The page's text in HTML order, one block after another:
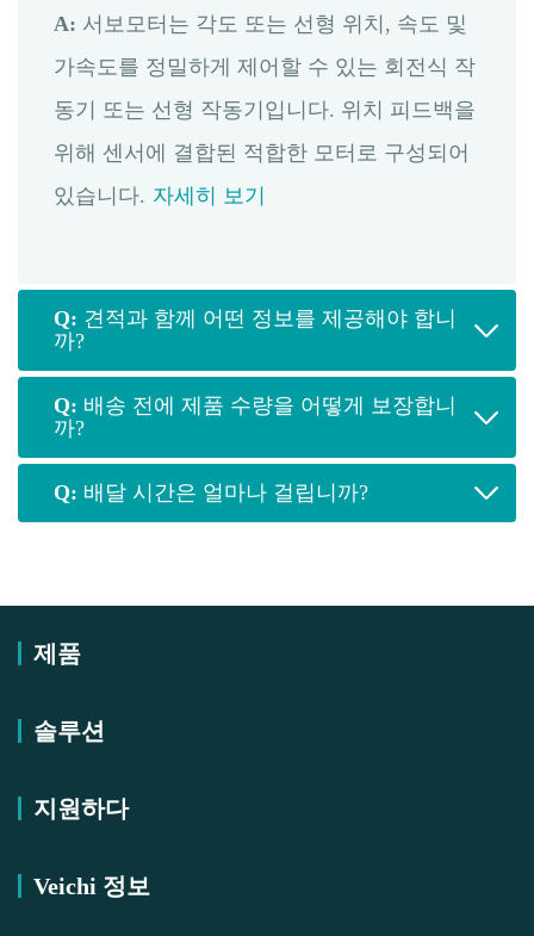
A: 서보모터는 각도 또는 선형 위치, 속도 및
가속도를 정밀하게 제어할 수 있는 회전식 작
동기 또는 선형 작동기입니다. 위치 피드백을
위해 센서에 결합된 적합한 모터로 구성되어
있습니다. 자세히 보기
Q: 견적과 함께 어떤 정보를 제공해야 합니
까?
Q: 배송 전에 제품 수량을 어떻게 보장합니
까?
Q: 배달 시간은 얼마나 걸립니까?
제품
솔루션
지원하다
Veichi 정보